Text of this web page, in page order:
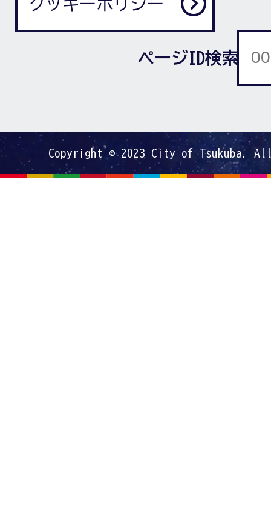
クッキーポリシー
ページID検索
Copyright © 2023 City of Tsukuba.